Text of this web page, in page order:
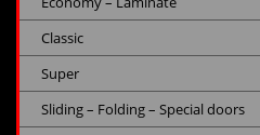
Classic
Super
Sliding – Folding – Special doors